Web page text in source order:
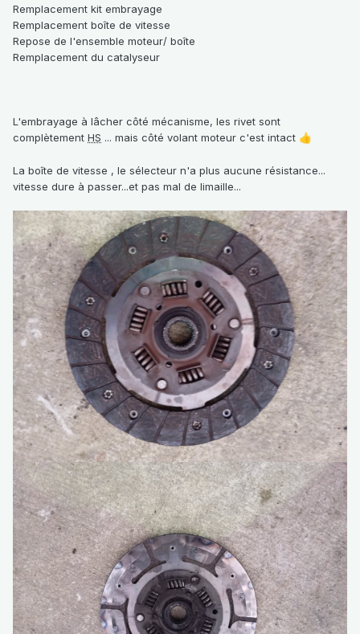
Remplacement kit embrayage
Remplacement boîte de vitesse
Repose de l'ensemble moteur/ boîte
Remplacement du catalyseur
L'embrayage à lâcher côté mécanisme, les rivet sont
complètement HS ... mais côté volant moteur c'est intact 👍
La boîte de vitesse , le sélecteur n'a plus aucune résistance...
vitesse dure à passer...et pas mal de limaille...